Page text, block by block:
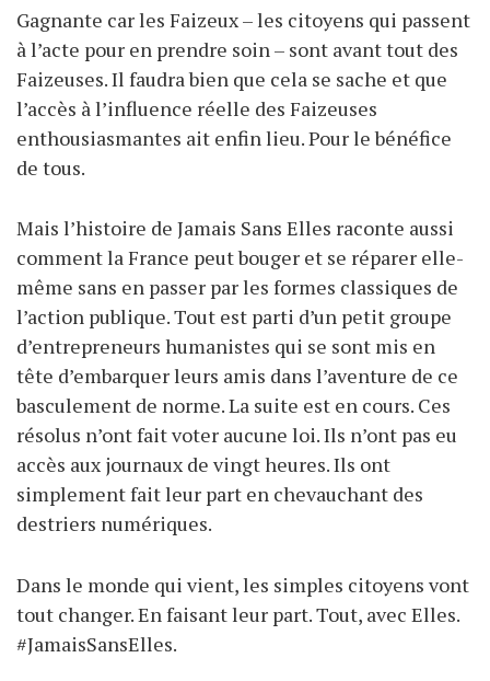
Gagnante car les Faizeux – les citoyens qui passent
à l’acte pour en prendre soin – sont avant tout des
Faizeuses. Il faudra bien que cela se sache et que
l’accès à l’influence réelle des Faizeuses
enthousiasmantes ait enfin lieu. Pour le bénéfice
de tous.
Mais l’histoire de Jamais Sans Elles raconte aussi
comment la France peut bouger et se réparer elle-
même sans en passer par les formes classiques de
l’action publique. Tout est parti d’un petit groupe
d’entrepreneurs humanistes qui se sont mis en
tête d’embarquer leurs amis dans l’aventure de ce
basculement de norme. La suite est en cours. Ces
résolus n’ont fait voter aucune loi. Ils n’ont pas eu
accès aux journaux de vingt heures. Ils ont
simplement fait leur part en chevauchant des
destriers numériques.
Dans le monde qui vient, les simples citoyens vont
tout changer. En faisant leur part. Tout, avec Elles.
#JamaisSansElles.